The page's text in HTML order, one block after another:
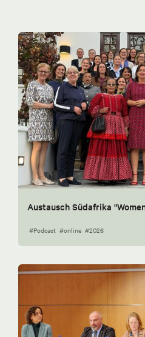
Austausch Südafrika
#Podcast #online #2026